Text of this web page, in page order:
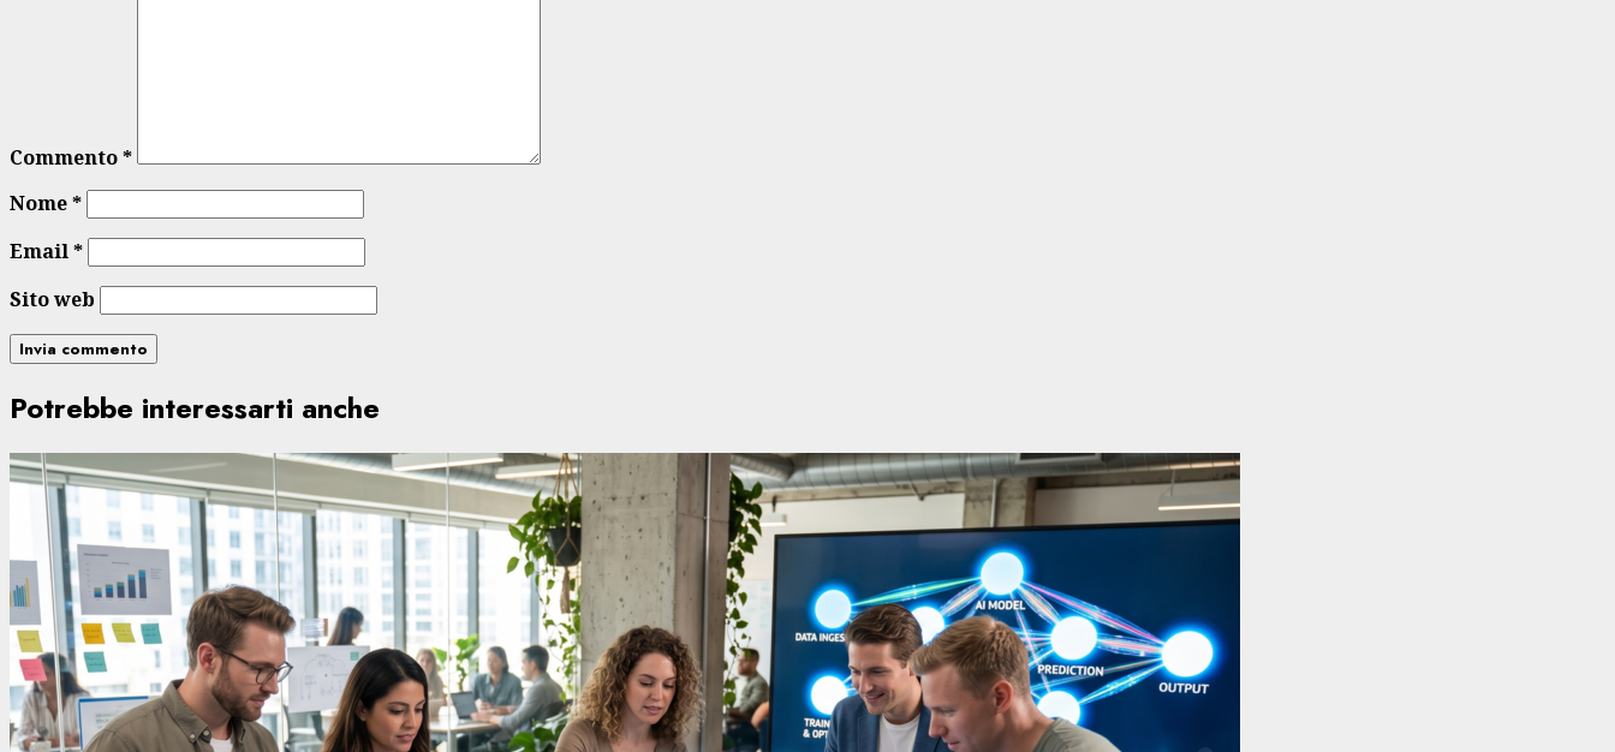
Commento*
Nome*
Email*
Sito web
Potrebbe interessarti anche